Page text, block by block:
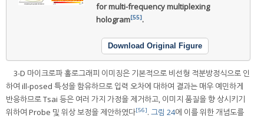
for multi-frequency multiplexing
hologram[55].
Download Original Figure
3-D 마이크로파 홀로그래피 이미징은 기본적으로 비선형 적분방정식으로 인
하여 ill-posed 특성을 함유하므로 입력 오차에 대하여 결과는 매우 예민하게
반응하므로 Tsai 등은 여러 가지 가정을 제거하고, 이미지 품질을 향 상시키기
위하여 Probe 및 위상 보정을 제안하였다[56]. 그림 24에 이를 위한 개념도를